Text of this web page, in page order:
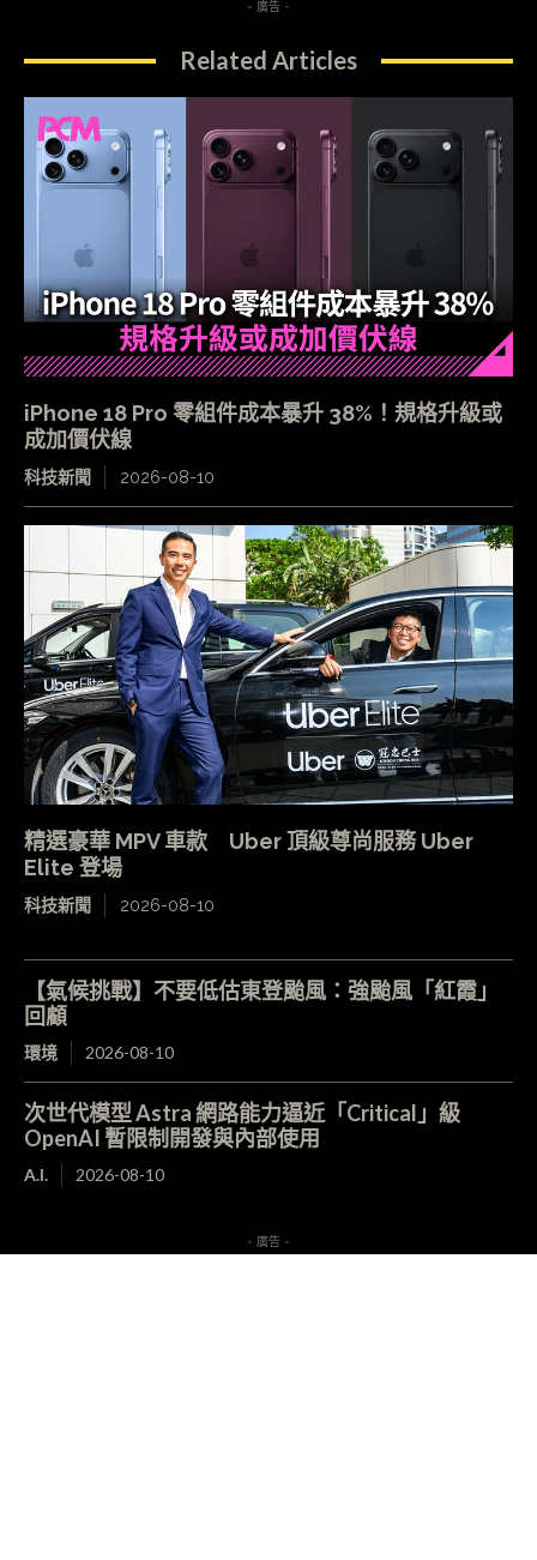
- 廣告 -
Related Articles
iPhone 18 Pro 零組件成本暴升 38%！規格升級或
成加價伏線
科技新聞 2026-08-10
精選豪華 MPV 車款 Uber 頂級尊尚服務 Uber
Elite 登場
科技新聞 2026-08-10
【氣候挑戰】不要低估東登颱風：強颱風「紅霞」
回顧
環境 2026-08-10
次世代模型 Astra 網路能力逼近「Critical」級
OpenAI 暫限制開發與內部使用
A.I. 2026-08-10
- 廣告 -